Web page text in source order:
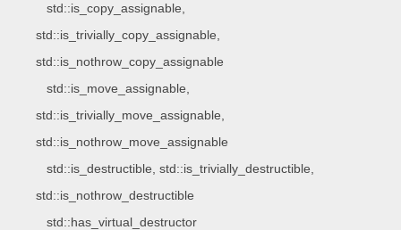
std::is_copy_assignable,
std::is_trivially_copy_assignable,
std::is_nothrow_copy_assignable
std::is_move_assignable,
std::is_trivially_move_assignable,
std::is_nothrow_move_assignable
std::is_destructible, std::is_trivially_destructible,
std::is_nothrow_destructible
std::has_virtual_destructor